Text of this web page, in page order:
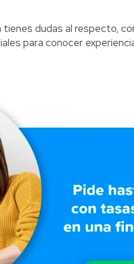
dudas al respecto,
para conocer